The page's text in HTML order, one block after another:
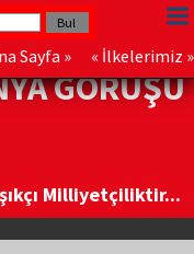
Sayfa » « İlkelerimiz »
GÖRÜŞÜ
Milliyetçiliktir...